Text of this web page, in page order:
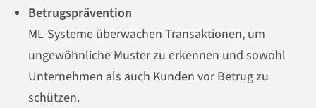
Betrugsprävention
ML-Systeme überwachen Transaktionen, um
ungewöhnliche Muster zu erkennen und sowohl
Unternehmen als auch Kunden vor Betrug zu
schützen.